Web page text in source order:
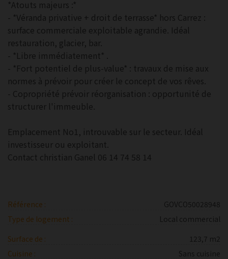
*Atouts majeurs :*
- *Véranda privative + droit de terrasse* hors Carrez :
surface commerciale exploitable agrandie. Idéal
restauration, glacier, bar.
- *Libre immédiatement* .
- *Fort potentiel de plus-value* : travaux de mise aux
normes à prévoir pour créer le concept de vos rêves.
- Copropriété prévoir réorganisation : opportunité de
structurer l'immeuble.
Emplacement No1, introuvable sur le secteur. Idéal
investisseur ou exploitant.
Contact christian Ganel 06 14 74 58 14
Référence :
GOVCO50028948
Type de logement :
Local commercial
Surface de :
123,7 m2
Cuisine :
Sans cuisine